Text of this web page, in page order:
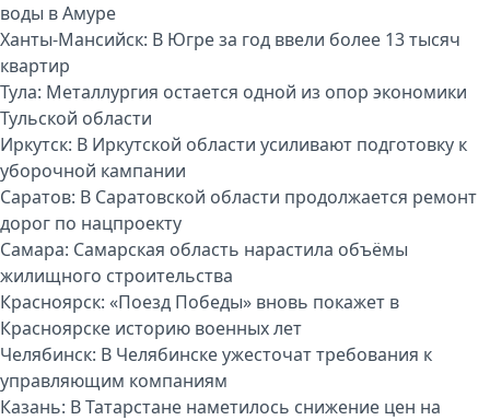
воды в Амуре
Ханты-Мансийск: В Югре за год ввели более 13 тысяч
квартир
Тула: Металлургия остается одной из опор экономики
Тульской области
Иркутск: В Иркутской области усиливают подготовку к
уборочной кампании
Саратов: В Саратовской области продолжается ремонт
дорог по нацпроекту
Самара: Самарская область нарастила объёмы
жилищного строительства
Красноярск: «Поезд Победы» вновь покажет в
Красноярске историю военных лет
Челябинск: В Челябинске ужесточат требования к
управляющим компаниям
Казань: В Татарстане наметилось снижение цен на